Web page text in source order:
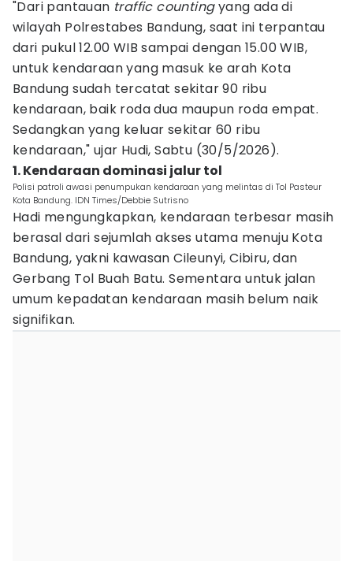
"Dari pantauan traffic countingyang ada di
wilayah Polrestabes Bandung, saat ini terpantau
dari pukul 12.00 WIB sampai dengan 15.00 WIB,
untuk kendaraan yang masuk ke arah Kota
Bandung sudah tercatat sekitar 90 ribu
kendaraan, baik roda dua maupun roda empat.
Sedangkan yang keluar sekitar 60 ribu
kendaraan," ujar Hudi, Sabtu (30/5/2026).
1. Kendaraan dominasi jalur tol
Polisi patroli awasi penumpukan kendaraan yang melintas di Tol Pasteur
Kota Bandung. IDN Times/Debbie Sutrisno
Hadi mengungkapkan, kendaraan terbesar masih
berasal dari sejumlah akses utama menuju Kota
Bandung, yakni kawasan Cileunyi, Cibiru, dan
Gerbang Tol Buah Batu. Sementara untuk jalan
umum kepadatan kendaraan masih belum naik
signifikan.